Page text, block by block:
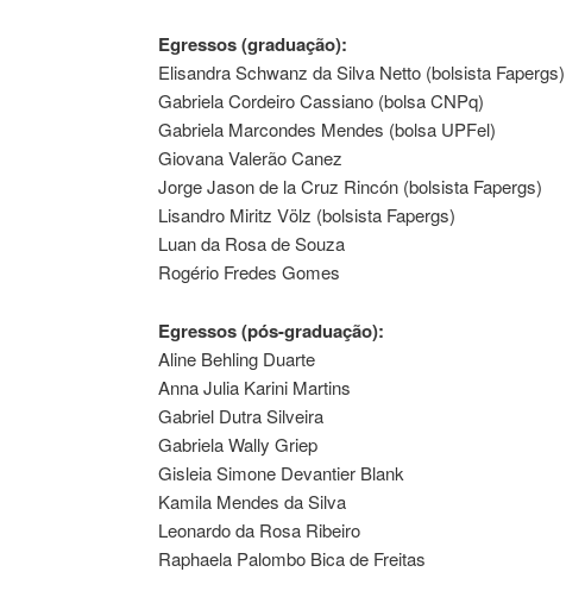
Egressos (graduação):
Elisandra Schwanz da Silva Netto (bolsista Fapergs)
Gabriela Cordeiro Cassiano (bolsa CNPq)
Gabriela Marcondes Mendes (bolsa UPFel)
Giovana Valerão Canez
Jorge Jason de la Cruz Rincón (bolsista Fapergs)
Lisandro Miritz Völz (bolsista Fapergs)
Luan da Rosa de Souza
Rogério Fredes Gomes
Egressos (pós-graduação):
Aline Behling Duarte
Anna Julia Karini Martins
Gabriel Dutra Silveira
Gabriela Wally Griep
Gisleia Simone Devantier Blank
Kamila Mendes da Silva
Leonardo da Rosa Ribeiro
Raphaela Palombo Bica de Freitas